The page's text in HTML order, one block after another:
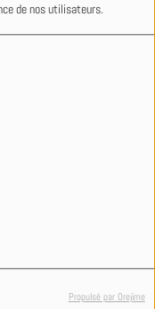
de nos utilisateurs.
Propulsé par Orejime